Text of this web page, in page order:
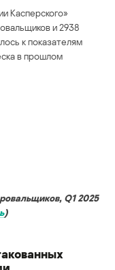
Касперского»
и 2938
к показателям
в прошлом
Q1 2025
)